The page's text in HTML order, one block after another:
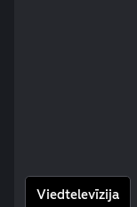
Viedtelevīzija